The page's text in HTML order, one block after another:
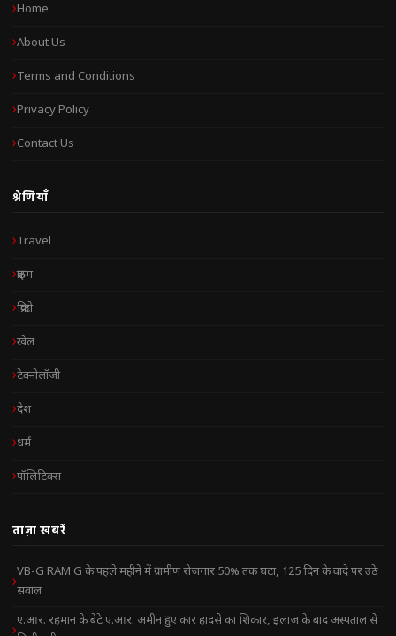
Home
About Us
Terms and Conditions
Privacy Policy
Contact Us
श्रेणियाँ
Travel
क्राइम
क्रिप्टो
खेल
टेक्नोलॉजी
देश
धर्म
पॉलिटिक्स
ताज़ा खबरें
VB-G RAM G के पहले महीने में ग्रामीण रोजगार 50% तक घटा, 125 दिन के वादे पर उठे
सवाल
ए.आर. रहमान के बेटे ए.आर. अमीन हुए कार हादसे का शिकार, इलाज के बाद अस्पताल से